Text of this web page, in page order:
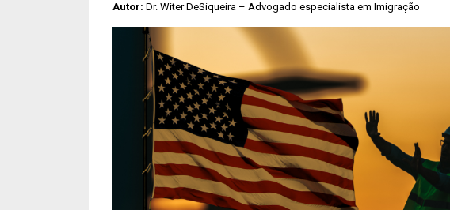
Autor: Dr. Witer DeSiqueira – Advogado especialista em Imigração